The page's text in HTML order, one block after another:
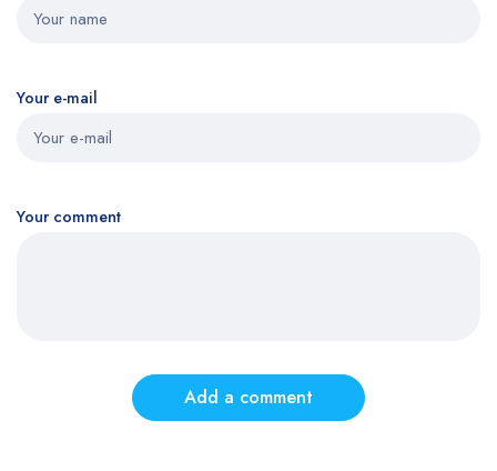
Your e-mail
Your comment
Add a comment